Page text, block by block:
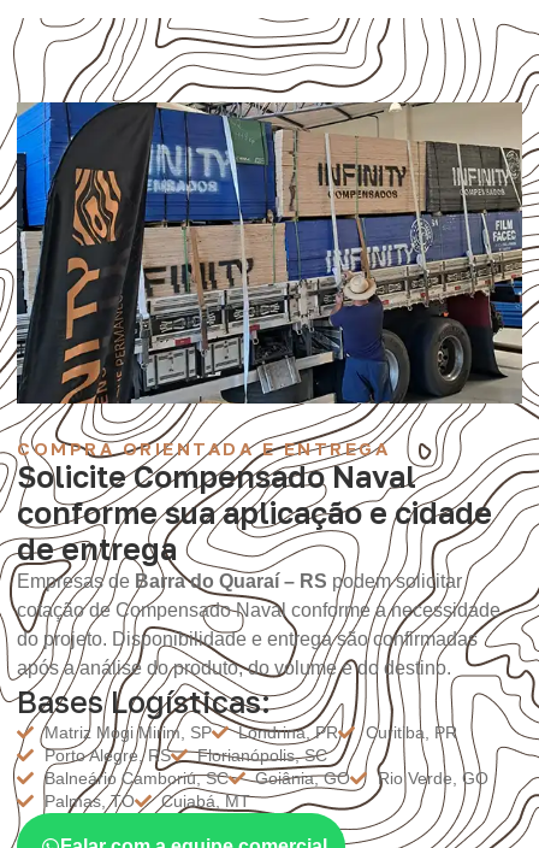
COMPRA ORIENTADA E ENTREGA
Solicite Compensado Naval
conforme sua aplicação e cidade
de entrega
Empresas de Barra do Quaraí – RS podem solicitar
cotação de Compensado Naval conforme a necessidade
do projeto. Disponibilidade e entrega são confirmadas
após a análise do produto, do volume e do destino.
Bases Logísticas:
Matriz Mogi Mirim, SP Londrina, PR
Curitiba, PR
Porto Alegre, RS
Florianópolis, SC
Balneário Camboriú, SC
Goiânia, GO
Rio Verde, GO
Palmas, TO
Cuiabá, MT